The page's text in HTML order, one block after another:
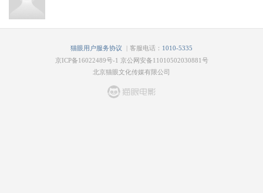
猫眼用户服务协议 | 客服电话： 1010-5335
京ICP备16022489号-1 京公网安备11010502030881号
北京猫眼文化传媒有限公司